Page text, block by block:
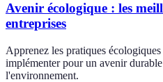
Avenir écologique : les
entreprises
Apprenez les pratiques
implémenter pour un avenir
l'environnement.